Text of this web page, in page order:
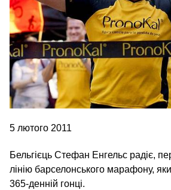
5 лютого 2011
Бельгієць Стефан Енгельс радіє,
лінію барселонського марафону,
365-денній гонці.